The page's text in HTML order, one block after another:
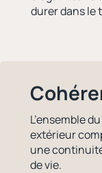
durer dans le
L’ensemble
extérieur
une
de vie.